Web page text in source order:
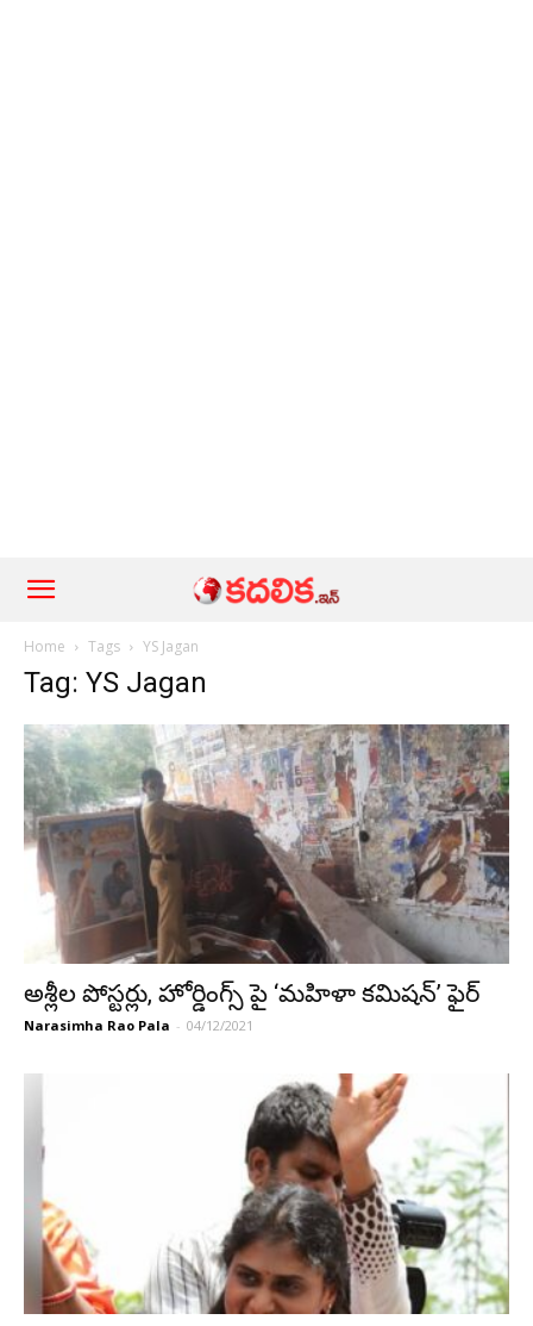
Home Tags YS Jagan
Tag: YS Jagan
అశ్లీల పోస్టర్లు, హోర్డింగ్స్ పై ‘మహిళా కమిషన్’ ఫైర్
Narasimha Rao Pala - 04/12/2021